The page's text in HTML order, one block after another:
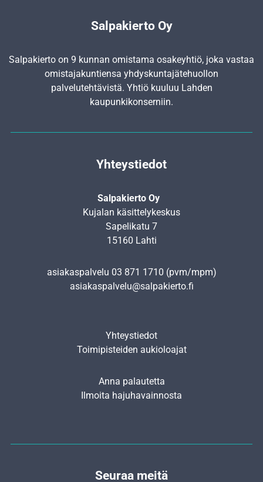
Salpakierto Oy
Salpakierto on 9 kunnan omistama osakeyhtiö, joka vastaa
omistajakuntiensa yhdyskunta­jätehuollon
palvelutehtävistä. Yhtiö kuuluu Lahden
kaupunkikonserniin.
Yhteystiedot
Salpakierto Oy
Kujalan käsittelykeskus
Sapelikatu 7
15160 Lahti
asiakaspalvelu 03 871 1710 (pvm/mpm)
asiakaspalvelu@salpakierto.fi
Yhteystiedot
Toimipisteiden aukioloajat
Anna palautetta
Ilmoita hajuhavainnosta
Seuraa meitä